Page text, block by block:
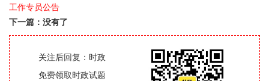
工作专员公告
下一篇：没有了
关注后回复：时政
免费领取时政试题